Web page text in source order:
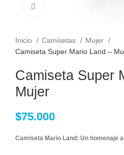
Inicio Camisetas
Mujer
Camiseta Super Mario Land –
Camiseta Super
Mujer
$75.000
Camiseta Mario Land: Un homenaje